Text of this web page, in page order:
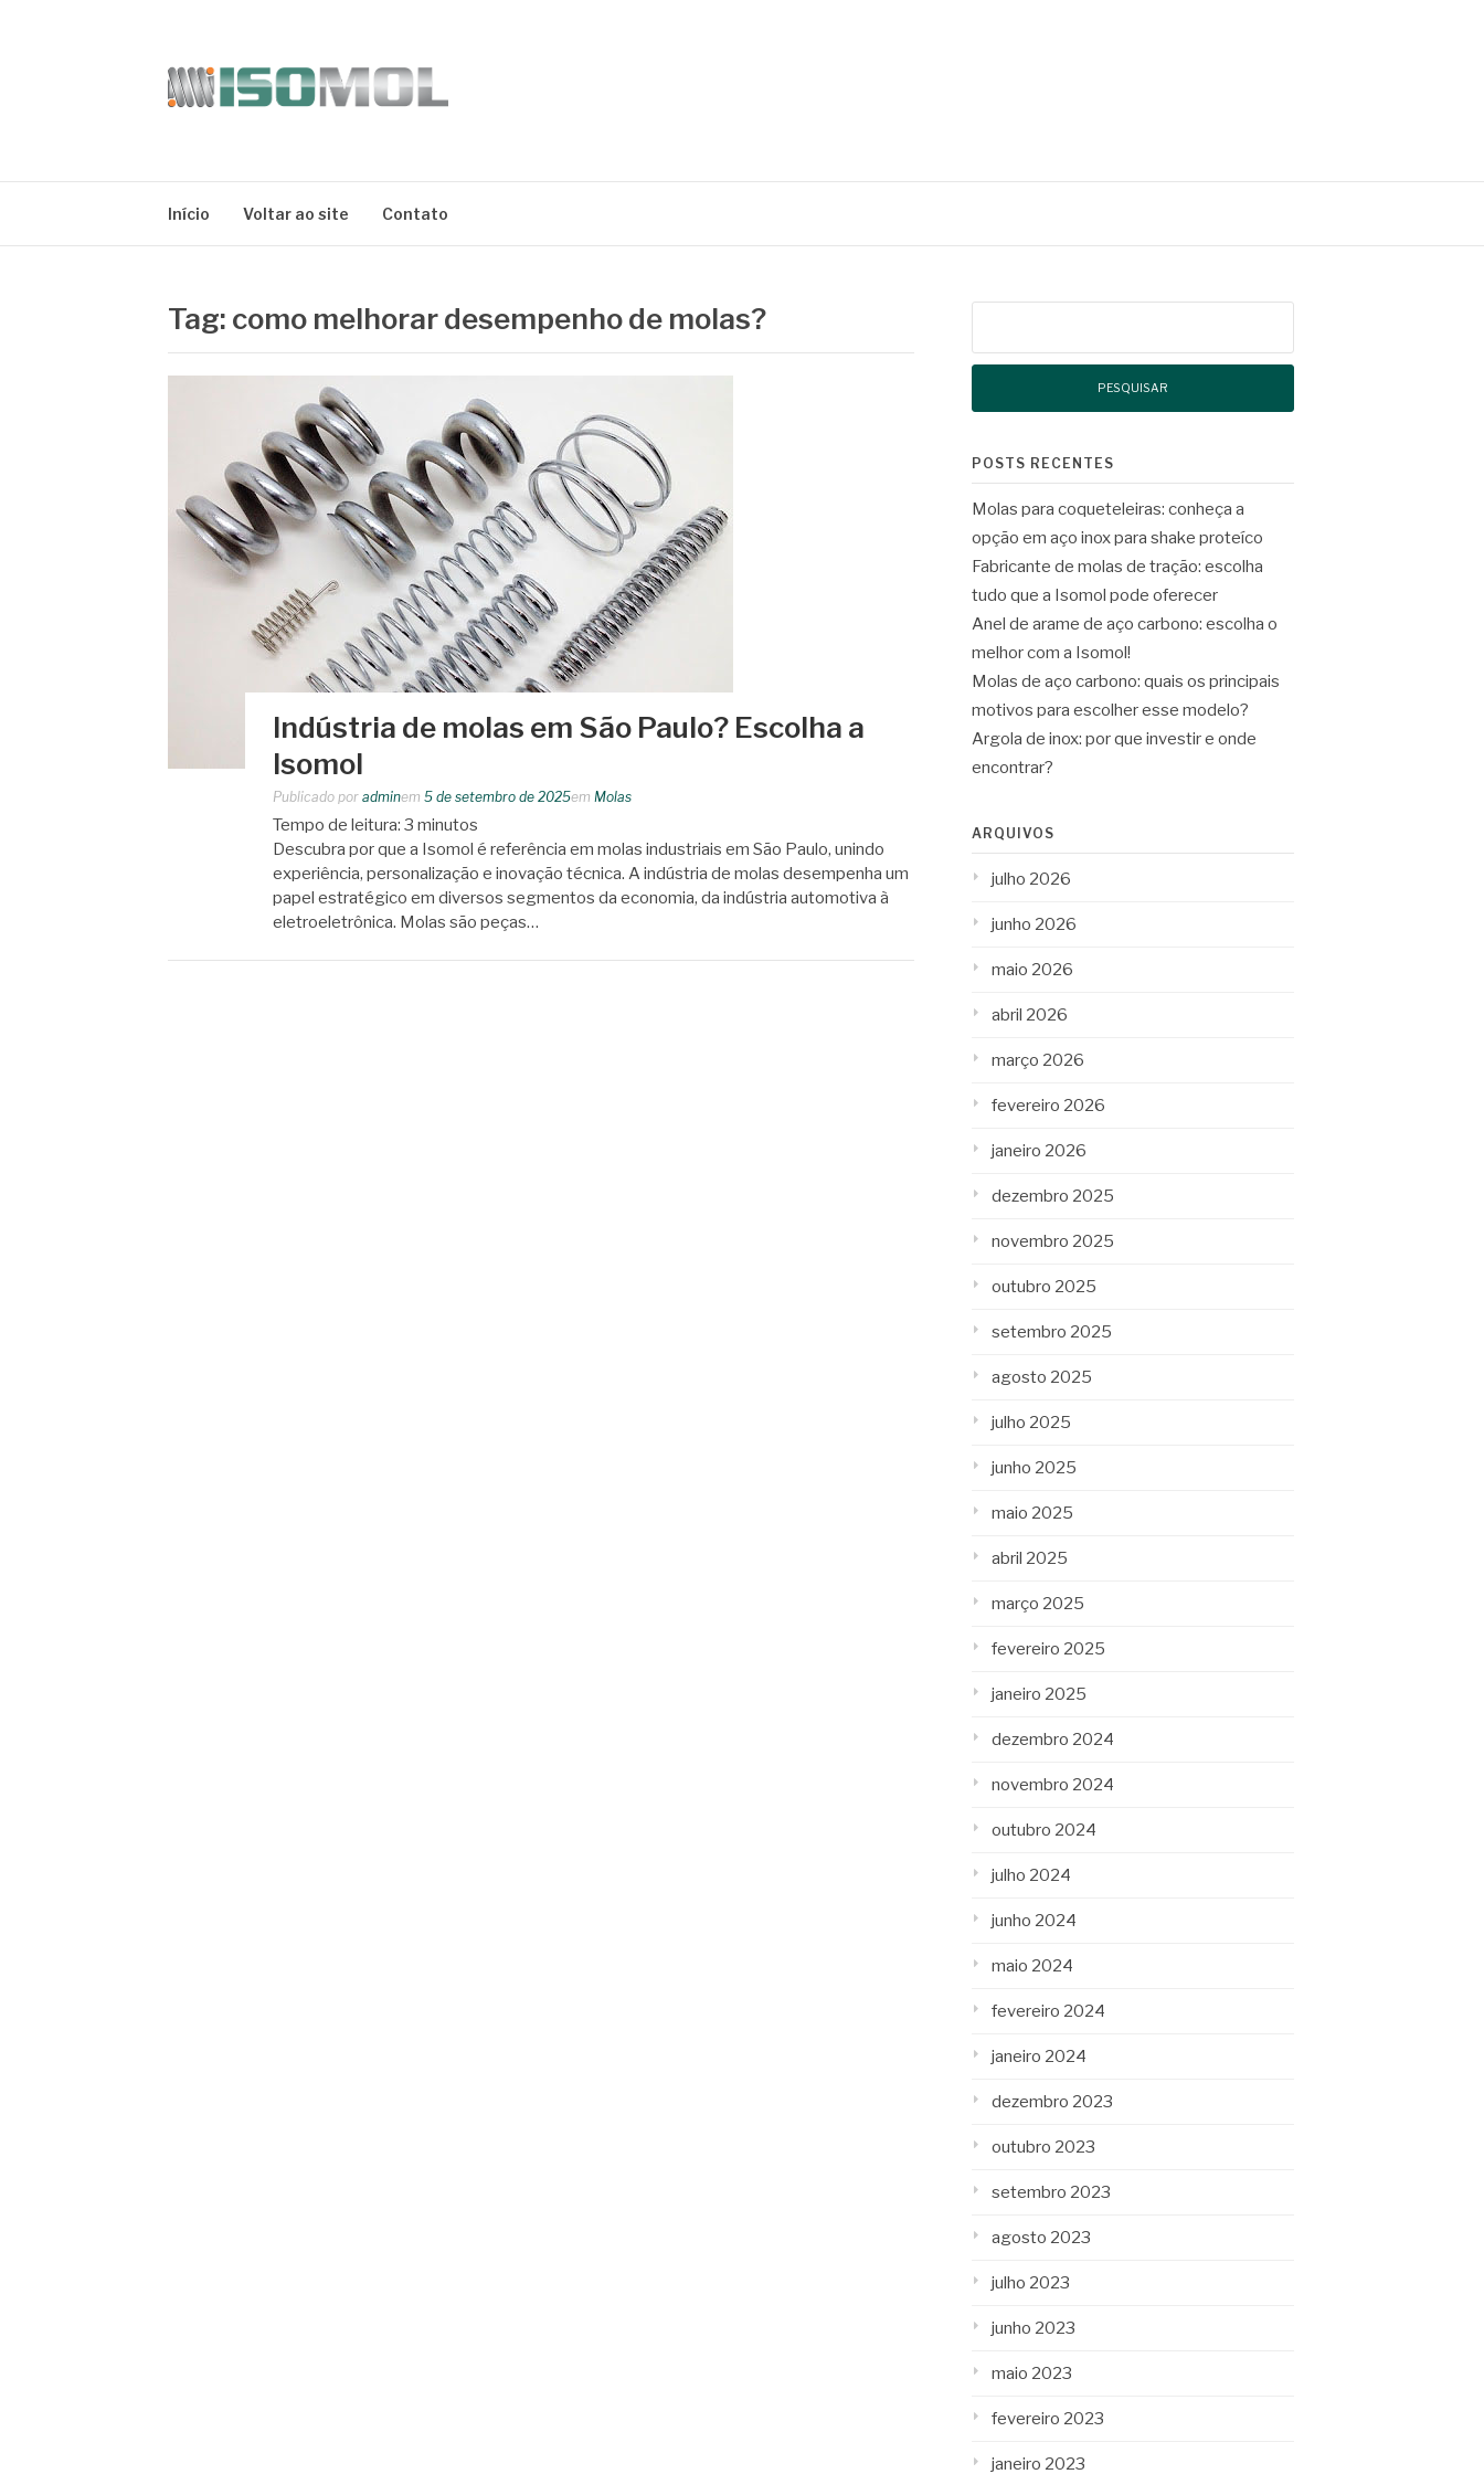
Início Voltar ao site Contato
Tag: como melhorar desempenho de molas?
Indústria de molas em São Paulo? Escolha a
Isomol
Publicado por adminem 5 de setembro de 2025em Molas
Tempo de leitura: 3 minutos
Descubra por que a Isomol é referência em molas industriais em São Paulo, unindo
experiência, personalização e inovação técnica. A indústria de molas desempenha um
papel estratégico em diversos segmentos da economia, da indústria automotiva à
eletroeletrônica. Molas são peças…
POSTS RECENTES
Molas para coqueteleiras: conheça a
opção em aço inox para shake proteíco
Fabricante de molas de tração: escolha
tudo que a Isomol pode oferecer
Anel de arame de aço carbono: escolha o
melhor com a Isomol!
Molas de aço carbono: quais os principais
motivos para escolher esse modelo?
Argola de inox: por que investir e onde
encontrar?
ARQUIVOS
julho 2026
junho 2026
maio 2026
abril 2026
março 2026
fevereiro 2026
janeiro 2026
dezembro 2025
novembro 2025
outubro 2025
setembro 2025
agosto 2025
julho 2025
junho 2025
maio 2025
abril 2025
março 2025
fevereiro 2025
janeiro 2025
dezembro 2024
novembro 2024
outubro 2024
julho 2024
junho 2024
maio 2024
fevereiro 2024
janeiro 2024
dezembro 2023
outubro 2023
setembro 2023
agosto 2023
julho 2023
junho 2023
maio 2023
fevereiro 2023
janeiro 2023